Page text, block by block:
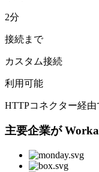
2分
接続まで
カスタム接続
利用可能
HTTPコネクター経
主要企業が